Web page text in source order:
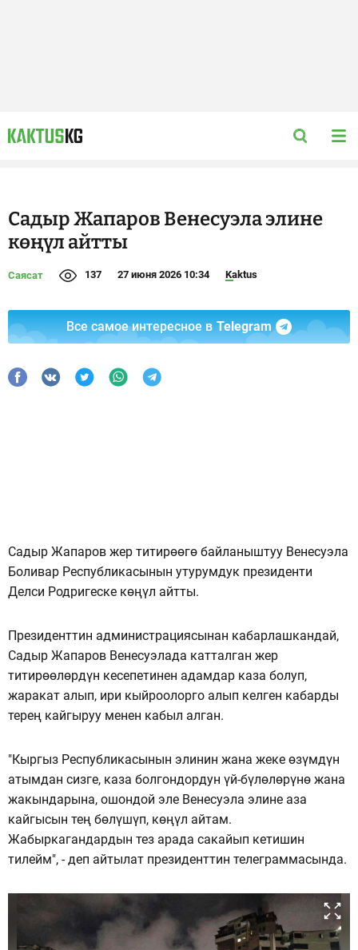
Садыр Жапаров Венесуэла элине
көңүл айтты
Саясат 137 27 июня 2026 10:34 Kaktus
Все самое интересное в Telegram
Садыр Жапаров жер титирөөгө байланыштуу Венесуэла
Боливар Республикасынын утурумдук президенти
Делси Родригеске көңүл айтты.
Президенттин администрациясынан кабарлашкандай,
Садыр Жапаров Венесуэлада катталган жер
титирөөлөрдүн кесепетинен адамдар каза болуп,
жаракат алып, ири кыйроолорго алып келген кабарды
терең кайгыруу менен кабыл алган.
"Кыргыз Республикасынын элинин жана жеке өзүмдүн
атымдан сизге, каза болгондордун үй-бүлөлөрүнө жана
жакындарына, ошондой эле Венесуэла элине аза
кайгысын тең бөлүшүп, көңүл айтам.
Жабыркагандардын тез арада сакайып кетишин
тилейм", - деп айтылат президенттин телеграммасында.